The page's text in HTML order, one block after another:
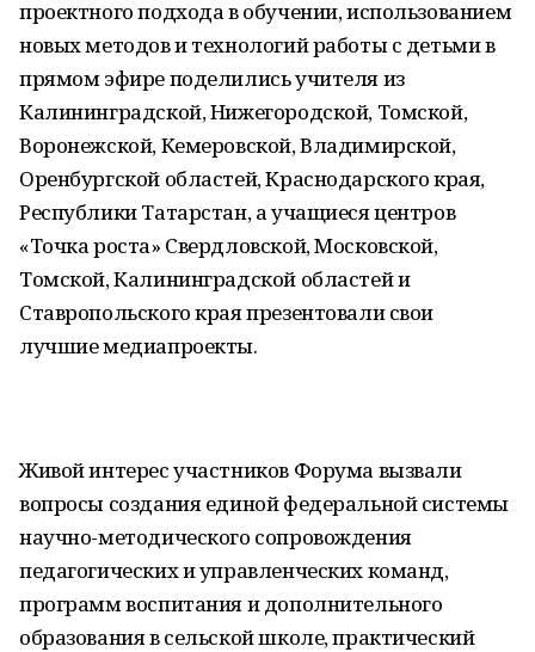
проектного подхода в обучении, использованием
новых методов и технологий работы с детьми в
прямом эфире поделились учителя из
Калининградской, Нижегородской, Томской,
Воронежской, Кемеровской, Владимирской,
Оренбургской областей, Краснодарского края,
Республики Татарстан, а учащиеся центров
«Точка роста» Свердловской, Московской,
Томской, Калининградской областей и
Ставропольского края презентовали свои
лучшие медиапроекты.
Живой интерес участников Форума вызвали
вопросы создания единой федеральной системы
научно-методического сопровождения
педагогических и управленческих команд,
программ воспитания и дополнительного
образования в сельской школе, практический